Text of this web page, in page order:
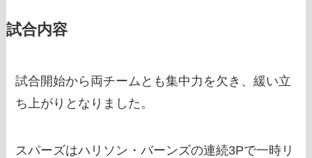
試合内容
試合開始から両チームとも集中力を欠き、緩い立
ち上がりとなりました。
スパーズはハリソン・バーンズの連続3Pで一時リ